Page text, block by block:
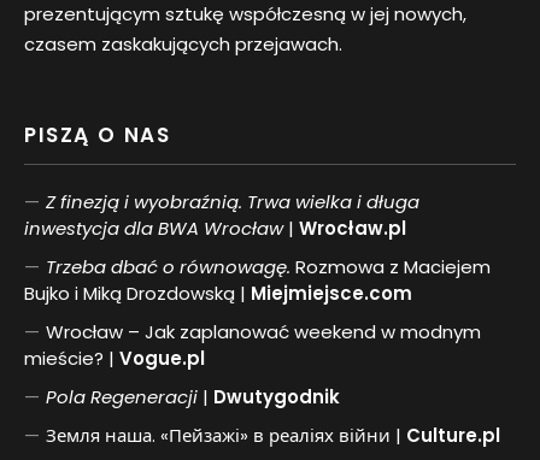
prezentującym sztukę współczesną w jej nowych,
czasem zaskakujących przejawach.
PISZĄ O NAS
Z finezją i wyobraźnią. Trwa wielka i długa
inwestycja dla BWA Wrocław| Wrocław.pl
Trzeba dbać o równowagę. Rozmowa z Maciejem
Bujko i Miką Drozdowską | Miejmiejsce.com
Wrocław – Jak zaplanować weekend w modnym
mieście? | Vogue.pl
PolaRegeneracji | Dwutygodnik
Земля наша. «Пейзажі» в реаліях війни | Culture.pl